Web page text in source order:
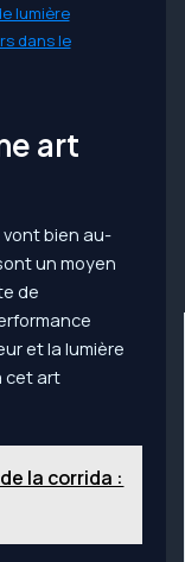
lumière
dans le
art
bien au-
un moyen
de
et la lumière
cet art
la corrida :